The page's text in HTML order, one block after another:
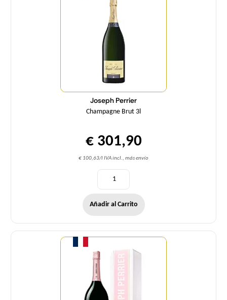
Joseph Perrier
Champagne Brut 3l
€ 301,90
€ 100,63/l IVA incl., más envío
Añadir al Carrito
Cantidad